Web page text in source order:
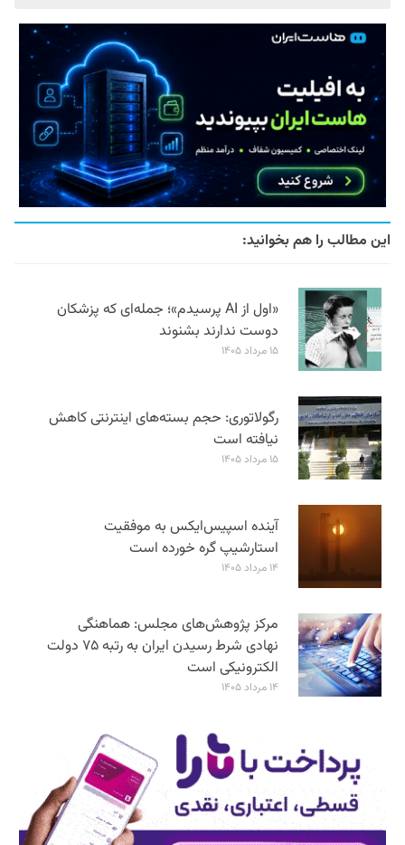
این مطالب را هم بخوانید:
«اول از AI پرسیدم»؛ جمله‌ای که پزشکان
دوست ندارند بشنوند
۱۵ مرداد ۱۴۰۵
رگولاتوری: حجم بسته‌های اینترنتی کاهش
نیافته است
۱۵ مرداد ۱۴۰۵
آینده اسپیس‌ایکس به موفقیت
استارشیپ گره خورده است
۱۴ مرداد ۱۴۰۵
مرکز پژوهش‌های مجلس: هماهنگی
نهادی شرط رسیدن ایران به رتبه ۷۵ دولت
الکترونیکی است
۱۴ مرداد ۱۴۰۵